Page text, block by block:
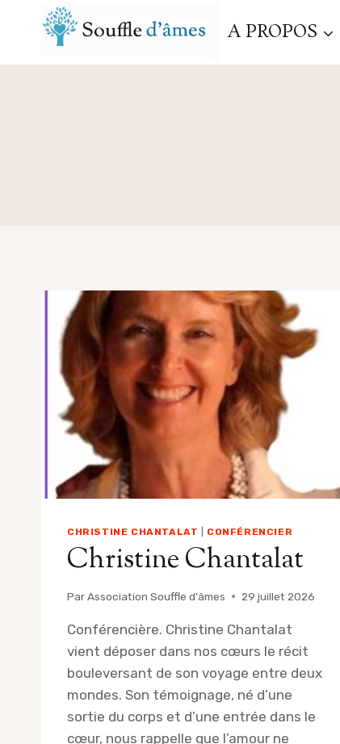
A PROPOS
CHRISTINE CHANTALAT CONFÉRENCIER
Christine Chantalat
ParAssociation Souffle d'âmes 29 juillet 2026
Conférencière. Christine Chantalat
vient déposer dans nos cœurs le récit
bouleversant de son voyage entre deux
mondes. Son témoignage, né d’une
sortie du corps et d’une entrée dans le
cœur, nous rappelle que l’amour ne